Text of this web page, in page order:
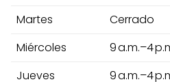
Martes
Cerrado
Miércoles
9 a.m.–4
Jueves
9 a.m.–4